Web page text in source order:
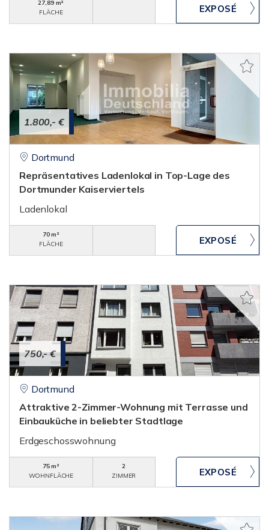
27,89 m²
FLÄCHE
1.800,- €
Dortmund
Repräsentatives Ladenlokal in Top-Lage des
Dortmunder Kaiserviertels
Ladenlokal
70 m²
FLÄCHE
750,- €
Dortmund
Attraktive 2-Zimmer-Wohnung mit Terrasse und
Einbauküche in beliebter Stadtlage
Erdgeschosswohnung
75 m²
WOHNFLÄCHE
2
ZIMMER